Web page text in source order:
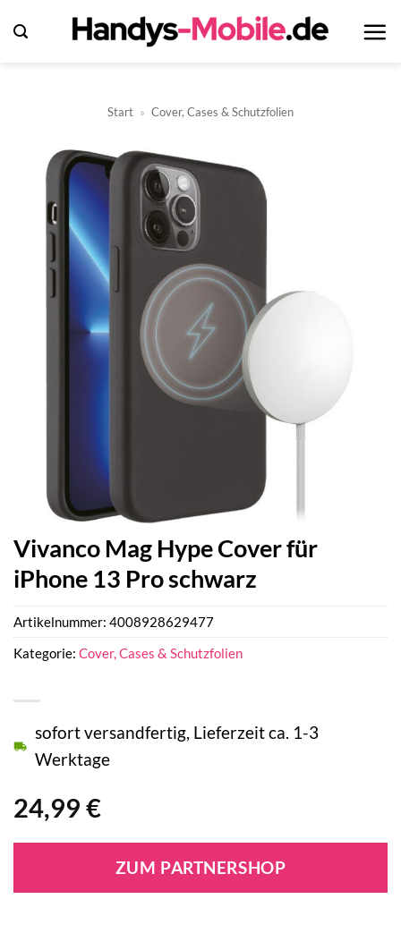
Inhalt
Start » Cover, Cases & Schutzfolien
Vivanco Mag Hype Cover für
iPhone 13 Pro schwarz
24,99 €
sofort versandfertig, Lieferzeit ca. 1-3
Werktage
ZUM PARTNERSHOP
Artikelnummer: 4008928629477
Kategorie: Cover, Cases & Schutzfolien